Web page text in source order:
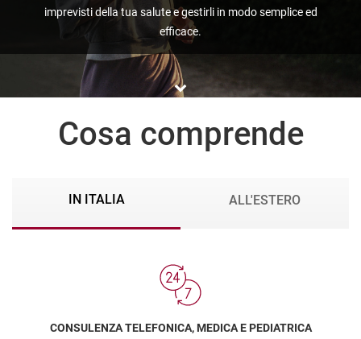
imprevisti della tua salute e gestirli in modo semplice ed
efficace.
Cosa comprende
IN ITALIA ALL'ESTERO
CONSULENZA TELEFONICA, MEDICA E PEDIATRICA